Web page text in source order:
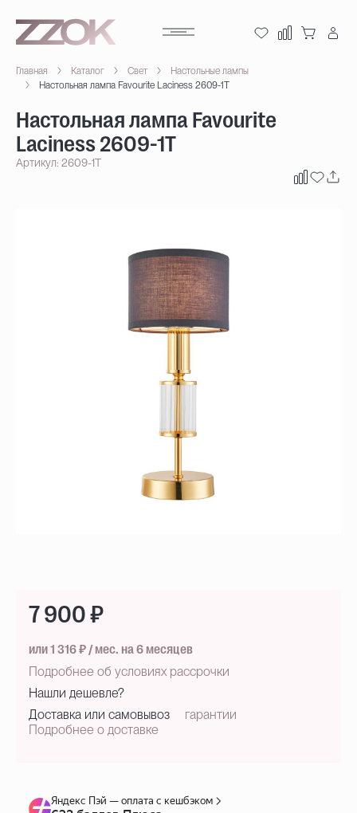
Главная Каталог Свет
Настольные лампы
Настольная лампа Favourite Laciness 2609-1T
Настольная лампа Favourite
Laciness 2609-1T
Артикул: 2609-1T
7 900 ₽
или 1 316 ₽ / мес. на 6 месяцев
Подробнее об условиях рассрочки
Нашли дешевле?
Доставка или самовывоз
Подробнее о доставке
гарантии